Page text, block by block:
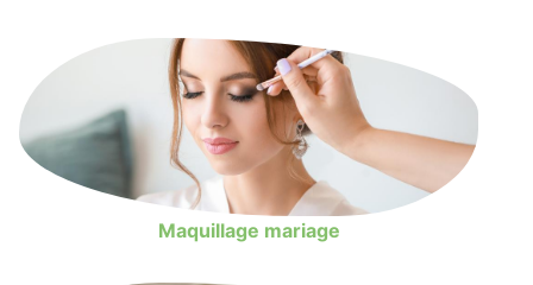
Maquillage mariage